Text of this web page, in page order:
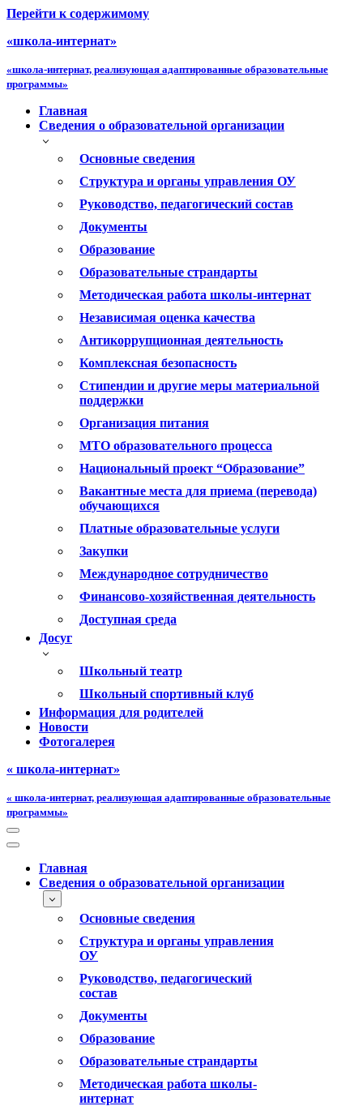
Перейти к содержимому
«школа-интернат»
«школа-интернат, реализующая адаптированные образовательные
программы»
Главная
Сведения о образовательной организации
Основные сведения
Структура и органы управления ОУ
Руководство, педагогический состав
Документы
Образование
Образовательные страндарты
Методическая работа школы-интернат
Независимая оценка качества
Антикоррупционная деятельность
Комплексная безопасность
Стипендии и другие меры материальной
поддержки
Организация питания
МТО образовательного процесса
Национальный проект “Образование”
Вакантные места для приема (перевода)
обучающихся
Платные образовательные услуги
Закупки
Международное сотрудничество
Финансово-хозяйственная деятельность
Доступная среда
Досуг
Школьный театр
Школьный спортивный клуб
Информация для родителей
Новости
Фотогалерея
« школа-интернат»
« школа-интернат, реализующая адаптированные образовательные
программы»
Меню
навигации
Меню
навигацииГлавная
Сведения о образовательной организации
Основные сведения
Структура и органы управления
ОУ
Руководство, педагогический
состав
Документы
Образование
Образовательные страндарты
Методическая работа школы-
интернат